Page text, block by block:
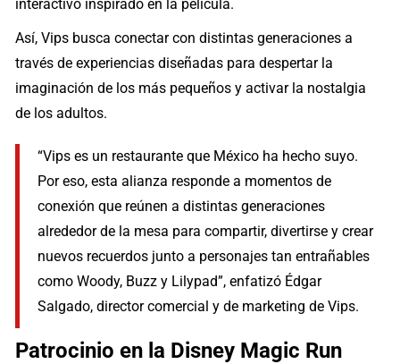
interactivo inspirado en la película.
Así, Vips busca conectar con distintas generaciones a
través de experiencias diseñadas para despertar la
imaginación de los más pequeños y activar la nostalgia
de los adultos.
“Vips es un restaurante que México ha hecho suyo.
Por eso, esta alianza responde a momentos de
conexión que reúnen a distintas generaciones
alrededor de la mesa para compartir, divertirse y crear
nuevos recuerdos junto a personajes tan entrañables
como Woody, Buzz y Lilypad”, enfatizó Édgar
Salgado, director comercial y de marketing de Vips.
Patrocinio en la Disney Magic Run